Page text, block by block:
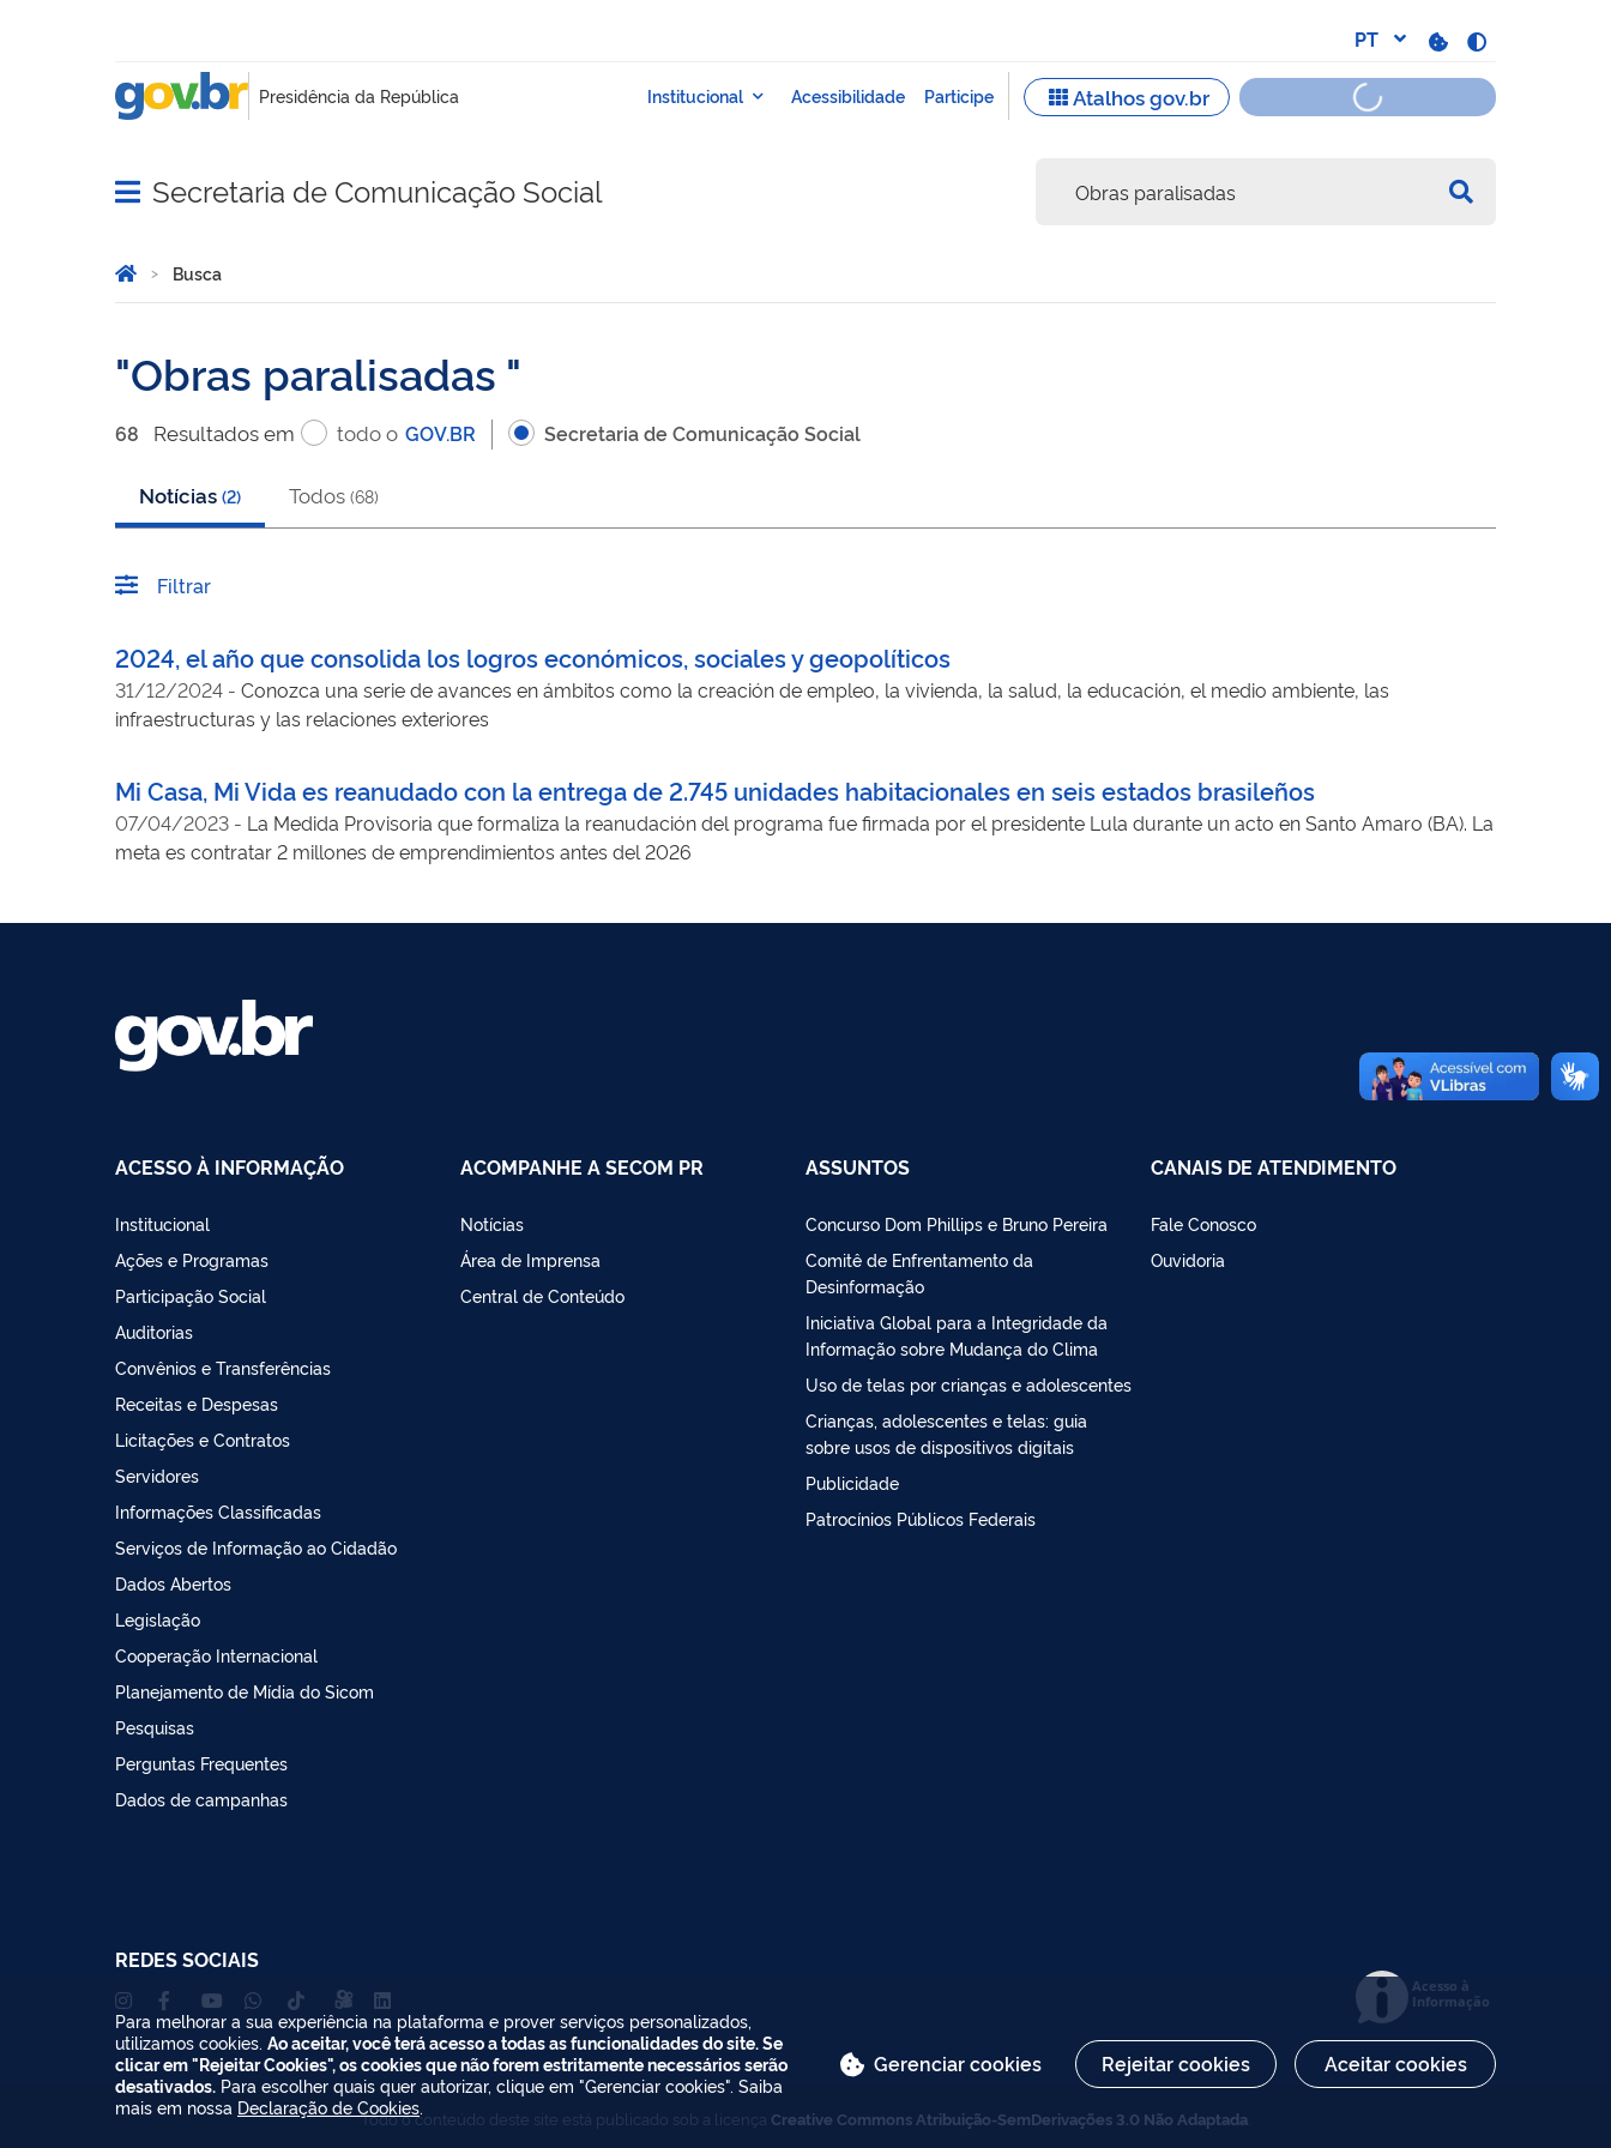
Abrir menu principal de navegação
Secretaria de Comunicação Social
Você está aqui:
Página Inicial
Busca
Obras paralisadas
68 Resultadosem todo o GOV.BR Secretaria de Comunicação Social
Notícias (2) Todos (68)
Filtrar
2024, el año que consolida los logros económicos, sociales y geopolíticos
31/12/2024 - Conozca una serie de avances en ámbitos como la creación de empleo, la vivienda, la salud, la educación, el medio ambiente, las
infraestructuras y las relaciones exteriores
Mi Casa, Mi Vida es reanudado con la entrega de 2.745 unidades habitacionales en seis estados brasileños
07/04/2023 - La Medida Provisoria que formaliza la reanudación del programa fue firmada por el presidente Lula durante un acto en Santo Amaro (BA). La
meta es contratar 2 millones de emprendimientos antes del 2026
ACESSO À INFORMAÇÃO
Institucional
Ações e Programas
Participação Social
Auditorias
Convênios e Transferências
Receitas e Despesas
Licitações e Contratos
Servidores
Informações Classificadas
Serviços de Informação ao Cidadão
Dados Abertos
Legislação
Cooperação Internacional
Planejamento de Mídia do Sicom
Pesquisas
Perguntas Frequentes
Dados de campanhas
ACOMPANHE A SECOM PR
Notícias
Área de Imprensa
Central de Conteúdo
ASSUNTOS
Concurso Dom Phillips e Bruno Pereira
Comitê de Enfrentamento da
Desinformação
Iniciativa Global para a Integridade da
Informação sobre Mudança do Clima
Uso de telas por crianças e adolescentes
Crianças, adolescentes e telas: guia
sobre usos de dispositivos digitais
Publicidade
Patrocínios Públicos Federais
CANAIS DE ATENDIMENTO
Fale Conosco
Ouvidoria
REDES SOCIAIS
Acesso à
Informação
Todo o conteúdo deste site está publicado sob a licença Creative Commons Atribuição-SemDerivações 3.0 Não Adaptada
Para melhorar a sua experiência na plataforma e prover serviços personalizados,
utilizamos cookies. Ao aceitar, você terá acesso a todas as funcionalidades do site. Se
clicar em "Rejeitar Cookies", os cookies que não forem estritamente necessários serão
desativados. Para escolher quais quer autorizar, clique em "Gerenciar cookies". Saiba
mais em nossa Declaração de Cookies.
Gerenciar cookies Rejeitar cookies Aceitar cookies